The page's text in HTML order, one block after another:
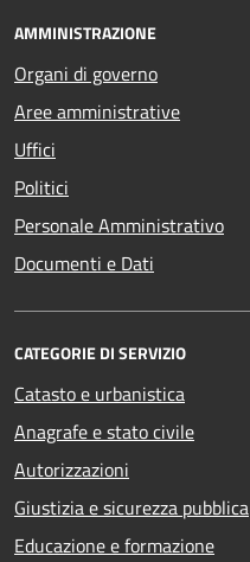
AMMINISTRAZIONE
Organi di governo
Aree amministrative
Uffici
Politici
Personale Amministrativo
Documenti e Dati
CATEGORIE DI SERVIZIO
Catasto e urbanistica
Anagrafe e stato civile
Autorizzazioni
Giustizia e sicurezza pubblica
Educazione e formazione